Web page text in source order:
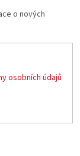
o nových
osobních údajů